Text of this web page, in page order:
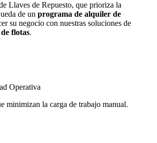
Llaves de Repuesto, que prioriza la
de un programa de alquiler de
su negocio con nuestras soluciones de
flotas.
Operativa
minimizan la carga de trabajo manual.